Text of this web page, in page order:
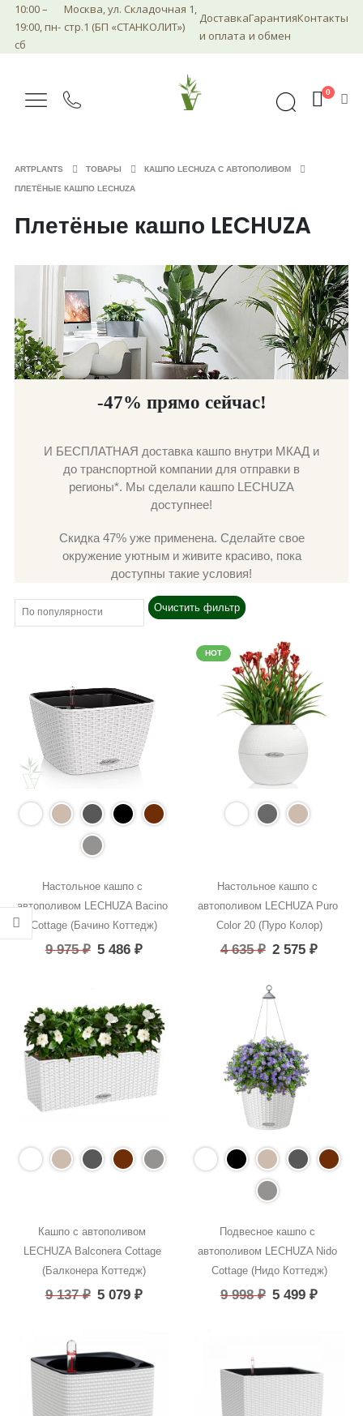
10:00 –
19:00, пн-
сб
Москва, ул. Складочная 1,
стр.1 (БП «СТАНКОЛИТ»)
Доставка
и оплата
Гарантия
и обмен
Контакты
0
ARTPLANTS ТОВАРЫ КАШПО LECHUZA С АВТОПОЛИВОМ
ПЛЕТЁНЫЕ КАШПО LECHUZA
Плетёные кашпо LECHUZA
-47% прямо сейчас!
И БЕСПЛАТНАЯ доставка кашпо внутри МКАД и
до транспортной компании для отправки в
регионы*. Мы сделали кашпо LECHUZA
доступнее!
Скидка 47% уже применена. Сделайте свое
окружение уютным и живите красиво, пока
доступны такие условия!
Очистить фильтр
Настольное кашпо с
автополивом LECHUZA Bacino
Cottage (Бачино Коттедж)
9 975₽ 5 486₽
HOT
Настольное кашпо с
автополивом LECHUZA Puro
Color 20 (Пуро Колор)
4 635₽ 2 575₽
Кашпо с автополивом
LECHUZA Balconera Cottage
(Балконера Коттедж)
9 137₽ 5 079₽
Подвесное кашпо с
автополивом LECHUZA Nido
Cottage (Нидо Коттедж)
9 998₽ 5 499₽